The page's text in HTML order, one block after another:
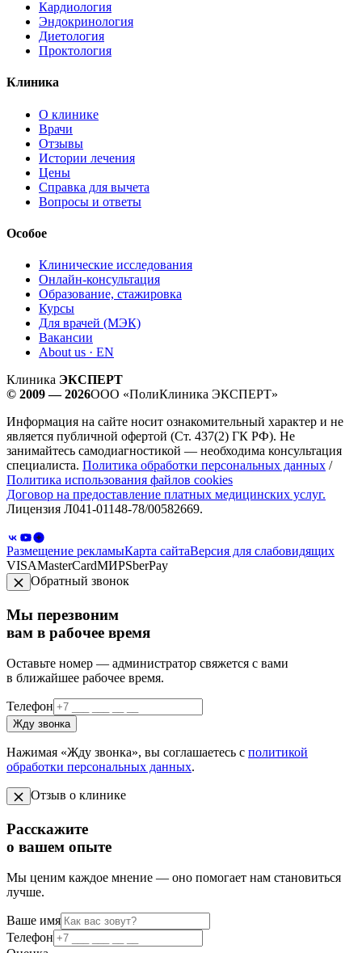
Кардиология
Эндокринология
Диетология
Проктология
Клиника
О клинике
Врачи
Отзывы
Истории лечения
Цены
Справка для вычета
Вопросы и ответы
Особое
Клинические исследования
Онлайн-консультация
Образование, стажировка
Курсы
Для врачей (МЭК)
Вакансии
About us · EN
Клиника ЭКСПЕРТ
© 2009 — 2026ООО «ПолиКлиника ЭКСПЕРТ»
Информация на сайте носит ознакомительный характер и не
является публичной офертой (Ст. 437(2) ГК РФ). Не
занимайтесь самодиагностикой — необходима консультация
специалиста. Политика обработки персональных данных /
Политика использования файлов cookies
Договор на предоставление платных медицинских услуг.
Лицензия Л041-01148-78/00582669.
Размещение рекламыКарта сайтаВерсия для слабовидящих
VISAMasterCardМИРSberPay
Обратный звонок
Мы перезвоним
вам в рабочее время
Оставьте номер — администратор свяжется с вами
в ближайшее рабочее время.
Телефон
Жду звонка
Нажимая «Жду звонка», вы соглашаетесь с политикой
обработки персональных данных.
Отзыв о клинике
Расскажите
о вашем опыте
Мы ценим каждое мнение — оно помогает нам становиться
лучше.
Ваше имя
Телефон